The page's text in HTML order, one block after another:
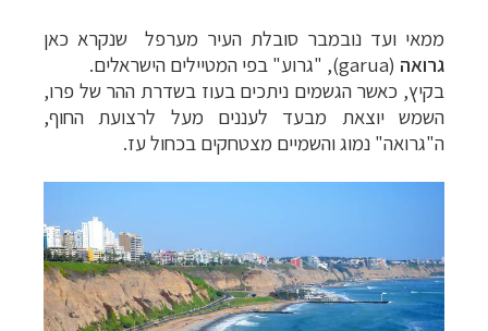
ממאי ועד נובמבר סובלת העיר מערפל שנקרא כאן
גרואה (
garua), "גרוע" בפי המטיילים הישראלים.
בקיץ, כאשר הגשמים ניתכים בעוז בשדרת ההר של פרו,
השמש יוצאת מבעד לעננים מעל לרצועת החוף,
ה"גרואה" נמוג והשמיים מצטחקים בכחול עז.
תכנוןטיולים לדרום ומרכז אמריקה לחצו לרשימת
לחצו לרשימת היעדים »
קרוזים והפלגות נופשלחצו לרשימת היעדים »